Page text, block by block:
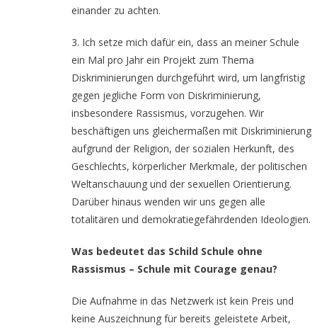
einander zu achten.
3. Ich setze mich dafür ein, dass an meiner Schule
ein Mal pro Jahr ein Projekt zum Thema
Diskriminierungen durchgeführt wird, um langfristig
gegen jegliche Form von Diskriminierung,
insbesondere Rassismus, vorzugehen. Wir
beschäftigen uns gleichermaßen mit Diskriminierung
aufgrund der Religion, der sozialen Herkunft, des
Geschlechts, körperlicher Merkmale, der politischen
Weltanschauung und der sexuellen Orientierung.
Darüber hinaus wenden wir uns gegen alle
totalitären und demokratiegefährdenden Ideologien.
Was bedeutet das Schild Schule ohne
Rassismus – Schule mit Courage genau?
Die Aufnahme in das Netzwerk ist kein Preis und
keine Auszeichnung für bereits geleistete Arbeit,